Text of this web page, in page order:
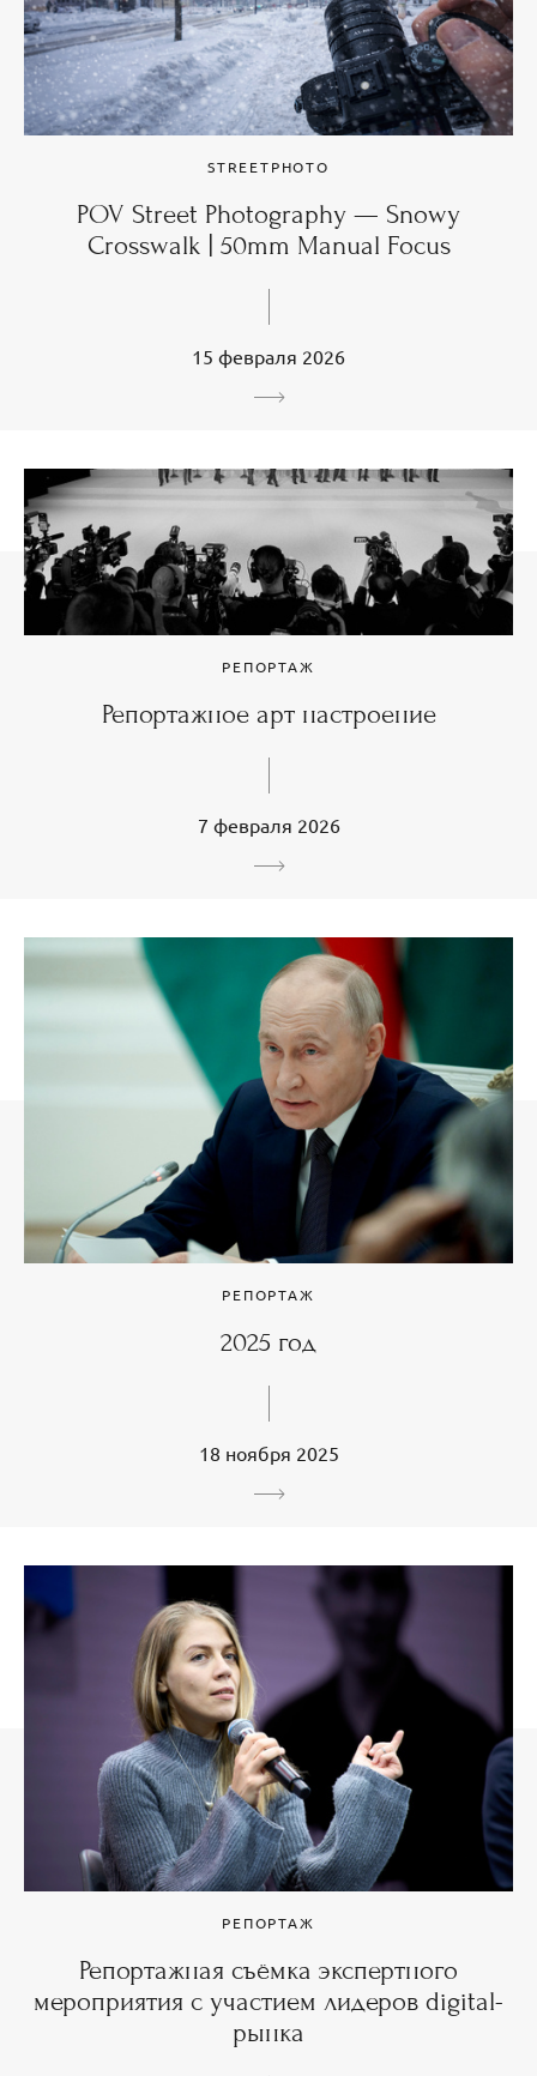
STREETPHOTO
POV Street Photography — Snowy
Crosswalk | 50mm Manual Focus
15 февраля 2026
РЕПОРТАЖ
Репортажное арт настроение
7 февраля 2026
РЕПОРТАЖ
2025 год
18 ноября 2025
РЕПОРТАЖ
Репортажная съёмка экспертного
мероприятия с участием лидеров digital-
рынка